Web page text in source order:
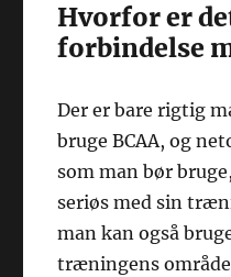
Hvorfor er
forbindelse
Der er bare rigtig
bruge BCAA, og
som man bør
seriøs med sin
man kan også
træningens